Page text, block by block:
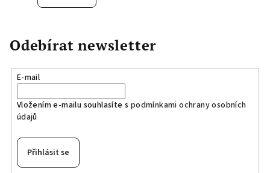
Odebírat newsletter
E-mail
Vložením e-mailu souhlasíte s podmínkami ochrany osobních
údajů
Přihlásit se